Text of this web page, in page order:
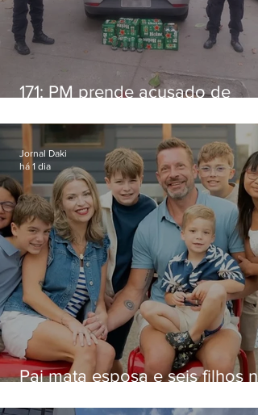
171: PM prende acusado de
Niterói
Pai mata esposa e seis filhos
Jornal Daki
há 1 dia